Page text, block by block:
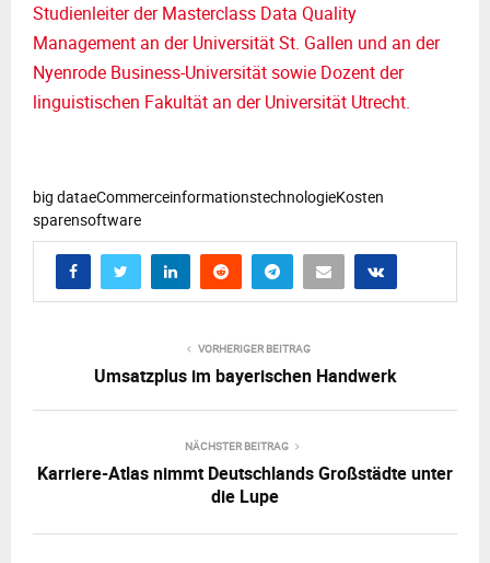
Studienleiter der Masterclass Data Quality
Management an der Universität St. Gallen und an der
Nyenrode Business-Universität sowie Dozent der
linguistischen Fakultät an der Universität Utrecht.
big dataeCommerceinformationstechnologieKosten
sparensoftware
VORHERIGER BEITRAG
Umsatzplus im bayerischen Handwerk
NÄCHSTER BEITRAG
Karriere-Atlas nimmt Deutschlands Großstädte unter
die Lupe